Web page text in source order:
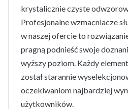
krystalicznie czyste
Profesjonalne wzmacniacze
w naszej ofercie to
pragną podnieść swoje
wyższy poziom. Każdy
został starannie
oczekiwaniom najbardziej
użytkowników.